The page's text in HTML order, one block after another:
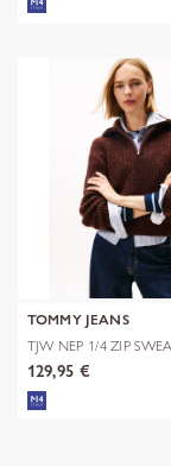
TOMMY JEANS
TJW NEP 1/4 ZIP
129,95 €